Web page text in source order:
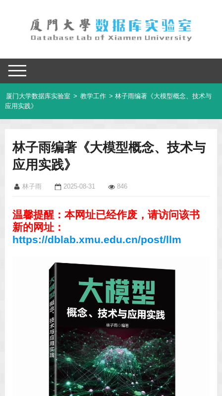
厦门大学数据库实验室 > 教学工作 > 林子雨编著《大模型概念、技术与
应用实践》
林子雨编著《大模型概念、技术与
应用实践》
林子雨 2025-08-31 846
温馨提醒：本网址已经作废，请访问该书
新的网址：
https://dblab.xmu.edu.cn/post/llm